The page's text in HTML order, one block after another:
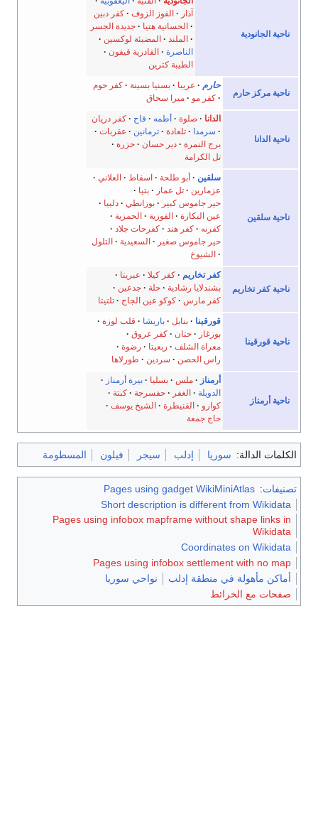
ناحية الجانودية
آذار
الفوز الزوف
كفر دبين
الحسانية هتيا
جديدة الجسر
الملند
المضيئة لوكسين
الناصرة
القادرية قيقون
الطيبة كترين
ناحية مركز حارم
حارم عريبا بسنيا بسينة
كفر حوم
كفر مو
ميرا سحاق
ناحية الدانا
الدانا صلوة أطمه قاح
كفر دريان
سرمدا
تلعادة ترمانين
عقربات
برج النمرة
دير حسان
حزرة
تل الكرامة
ناحية سلقين
سلقين أبو طلحة اسقاط
العلاني
عزمارين
تل عمار
بتيا
حير جاموس كبير
بوزانطي
دلبيا
عين البكارة
الفوزية
الحمزية
كفرنه
كفر هند
كفرحات جلاد
حير جاموس صغير
السعيدية
التلول
الشيوخ
ناحية كفر تخاريم
كفر تخاريم كفر كيلا
عبريتا
بشندلايا رشادية
حلة
جدعين
كفر مارس
كوكو عين الجاج تلتيتا
ناحية قورقينا
قورقينا بنابل باريشا
قلب لوزة
بوزغاز
حتان
كفر عروق
معراة الشلف
ربعيتا
رضوة
راس الحصن
سردين طورلاها
ناحية أرمناز
أرمناز ملس بسليا
بيرة أرمناز
الدويلة
الغفر حفسرجة
كبتة
كوارو
القنيطرة
الشيخ يوسف
حاج جمعة
الكلمات الدالة: سوريا إدلب سيجر فيلون المسطومة
تصنيفات:
Pages using gadget WikiMiniAtlas
Short description is different from Wikidata
Pages using infobox mapframe without shape links in
Wikidata
Coordinates on Wikidata
Pages using infobox settlement with no map
أماكن مأهولة في منطقة إدلب
نواحي سوريا
صفحات مع الخرائط